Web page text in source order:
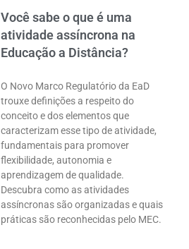
Você sabe o que é uma
atividade assíncrona na
Educação a Distância?
O Novo Marco Regulatório da EaD
trouxe definições a respeito do
conceito e dos elementos que
caracterizam esse tipo de atividade,
fundamentais para promover
flexibilidade, autonomia e
aprendizagem de qualidade.
Descubra como as atividades
assíncronas são organizadas e quais
práticas são reconhecidas pelo MEC.